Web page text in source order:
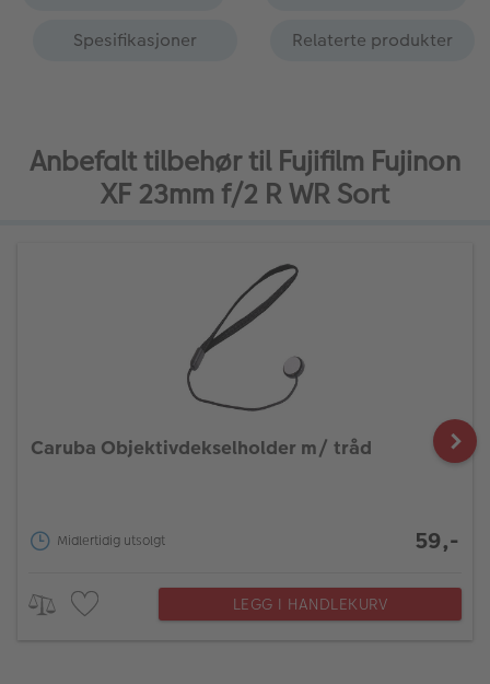
Spesifikasjoner
Relaterte produkter
Anbefalt tilbehør til Fujifilm Fujinon
XF 23mm f/2 R WR Sort
Caruba Objektivdekselholder m/ tråd
Midlertidig utsolgt 59,-
LEGG I HANDLEKURV